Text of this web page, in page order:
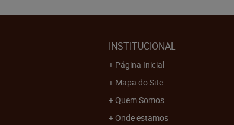
INSTITUCIONAL
Página Inicial
Mapa do Site
Quem Somos
Onde estamos